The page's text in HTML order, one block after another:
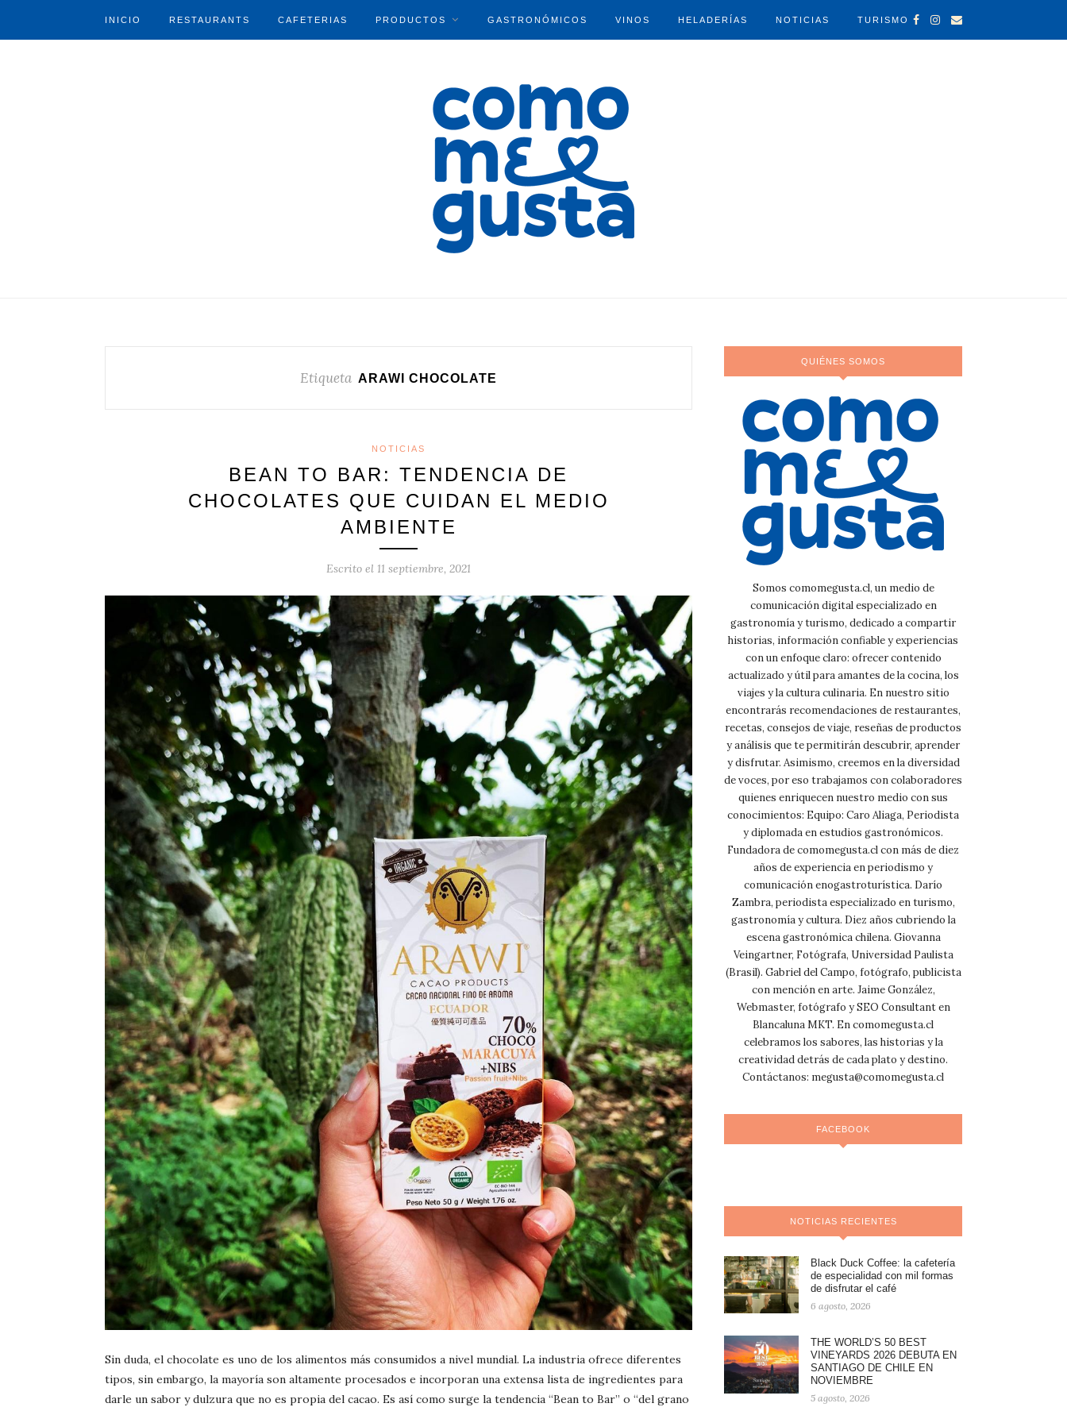
INICIO RESTAURANTS CAFETERIAS PRODUCTOS GASTRONÓMICOS VINOS HELADERÍAS NOTICIAS TURISMO
Etiqueta ARAWI CHOCOLATE
NOTICIAS
BEAN TO BAR: TENDENCIA DE
CHOCOLATES QUE CUIDAN EL MEDIO
AMBIENTE
Escrito el 11 septiembre, 2021
Sin duda, el chocolate es uno de los alimentos más consumidos a nivel mundial. La industria ofrece diferentes
tipos, sin embargo, la mayoría son altamente procesados e incorporan una extensa lista de ingredientes para
darle un sabor y dulzura que no es propia del cacao. Es así como surge la tendencia “Bean to Bar” o “del grano
QUIÉNES SOMOS
Somos comomegusta.cl, un medio de
comunicación digital especializado en
gastronomía y turismo, dedicado a compartir
historias, información confiable y experiencias
con un enfoque claro: ofrecer contenido
actualizado y útil para amantes de la cocina, los
viajes y la cultura culinaria. En nuestro sitio
encontrarás recomendaciones de restaurantes,
recetas, consejos de viaje, reseñas de productos
y análisis que te permitirán descubrir, aprender
y disfrutar. Asimismo, creemos en la diversidad
de voces, por eso trabajamos con colaboradores
quienes enriquecen nuestro medio con sus
conocimientos: Equipo: Caro Aliaga, Periodista
y diplomada en estudios gastronómicos.
Fundadora de comomegusta.cl con más de diez
años de experiencia en periodismo y
comunicación enogastroturística. Darío
Zambra, periodista especializado en turismo,
gastronomía y cultura. Diez años cubriendo la
escena gastronómica chilena. Giovanna
Veingartner, Fotógrafa, Universidad Paulista
(Brasil). Gabriel del Campo, fotógrafo, publicista
con mención en arte. Jaime González,
Webmaster, fotógrafo y SEO Consultant en
Blancaluna MKT. En comomegusta.cl
celebramos los sabores, las historias y la
creatividad detrás de cada plato y destino.
Contáctanos: megusta@comomegusta.cl
FACEBOOK
NOTICIAS RECIENTES
Black Duck Coffee: la cafetería
de especialidad con mil formas
de disfrutar el café
6 agosto, 2026
THE WORLD’S 50 BEST
VINEYARDS 2026 DEBUTA EN
SANTIAGO DE CHILE EN
NOVIEMBRE
5 agosto, 2026